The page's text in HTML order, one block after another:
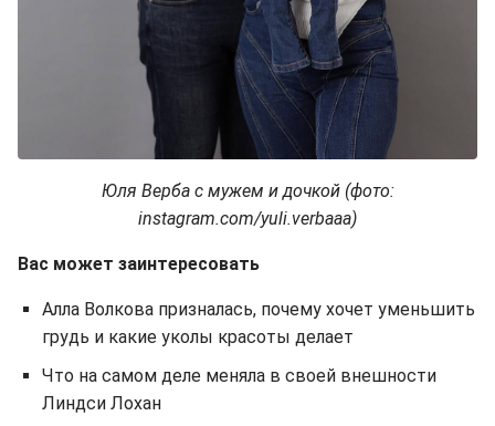
Юля Верба с мужем и дочкой (фото:
instagram.com/yuli.verbaaa)
Вас может заинтересовать
Алла Волкова призналась, почему хочет уменьшить
грудь и какие уколы красоты делает
Что на самом деле меняла в своей внешности
Линдси Лохан